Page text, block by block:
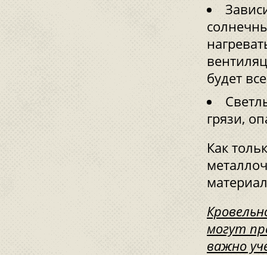
будет
грязи,
Как
могут
важно